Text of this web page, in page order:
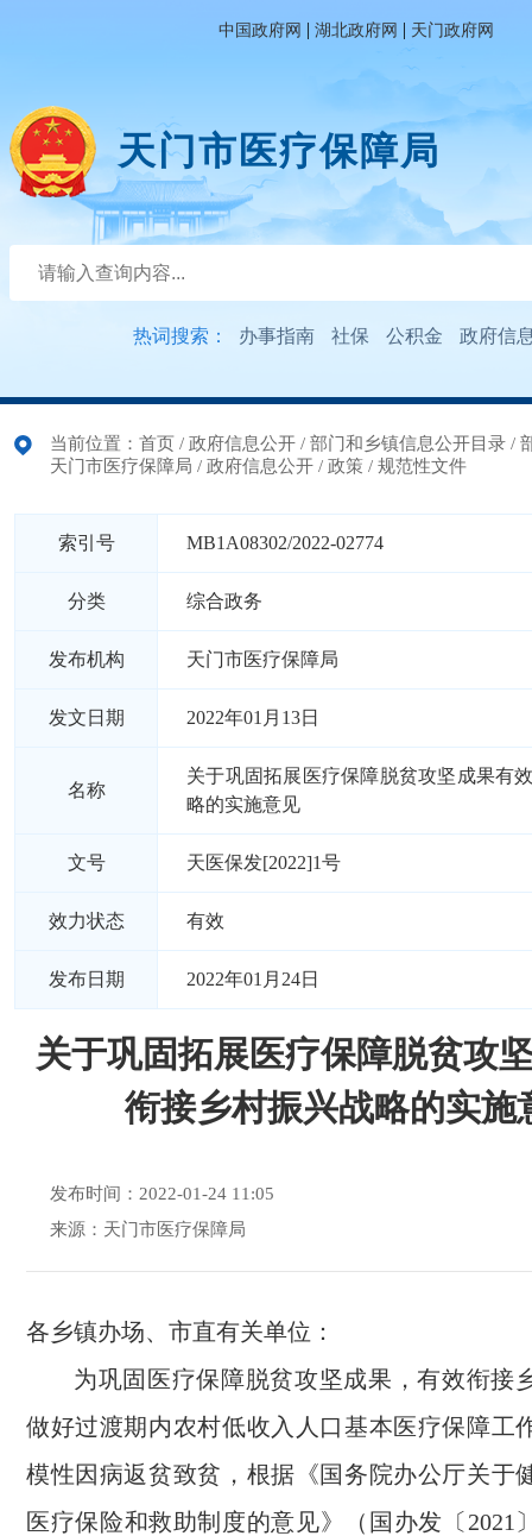
中国政府网 | 湖北政府网 | 天门政府网
天门市医疗保障局
热词搜索： 办事指南 社保 公积金 政府信
当前位置： 首页 / 政府信息公开 / 部门和乡镇信息公开目录 /
天门市医疗保障局 / 政府信息公开 / 政策 / 规范性文件
索引号 MB1A08302/2022-02774
分类 综合政务
发布机构 天门市医疗保障局
发文日期 2022年01月13日
名称
关于巩固拓展医疗保障脱贫攻坚成果有
略的实施意见
文号 天医保发[2022]1号
效力状态 有效
发布日期 2022年01月24日
关于巩固拓展医疗保障脱贫攻
衔接乡村振兴战略的实施
发布时间：2022-01-24 11:05
来源：天门市医疗保障局
各乡镇办场、市直有关单位：
为巩固医疗保障脱贫攻坚成果，有效衔接
做好过渡期内农村低收入人口基本医疗保障工
模性因病返贫致贫，根据《国务院办公厅关于
医疗保险和救助制度的意见》（国办发〔2021